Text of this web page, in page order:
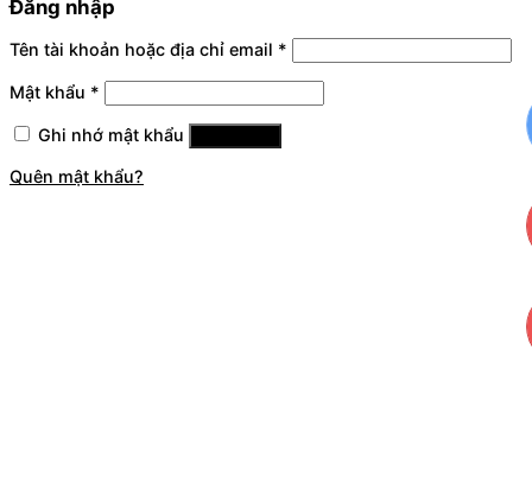
Đăng nhập
Tên tài khoản hoặc địa chỉ email *
Mật khẩu *
Ghi nhớ mật khẩu
Quên mật khẩu?